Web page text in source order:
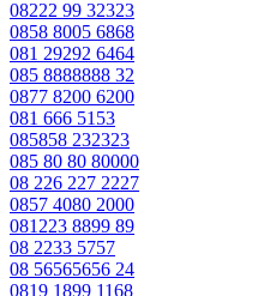
08222 99 32323
0858 8005 6868
081 29292 6464
085 8888888 32
0877 8200 6200
081 666 5153
085858 232323
085 80 80 80000
08 226 227 2227
0857 4080 2000
081223 8899 89
08 2233 5757
08 56565656 24
0819 1899 1168